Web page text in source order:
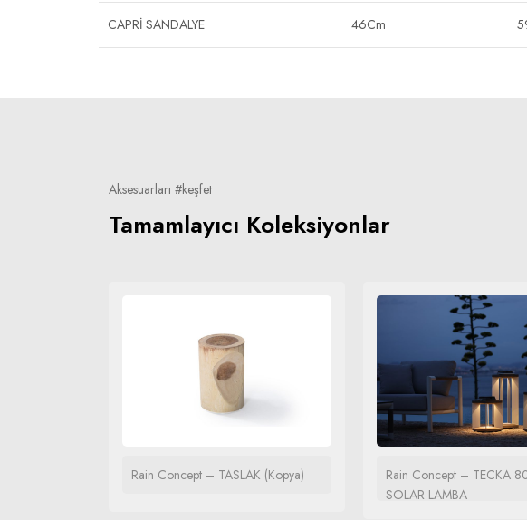
CAPRİ SANDALYE 46Cm
Aksesuarları #keşfet
Tamamlayıcı Koleksiyonlar
Rain Concept – TASLAK (Kopya)
Rain Concept – TECKA
SOLAR LAMBA